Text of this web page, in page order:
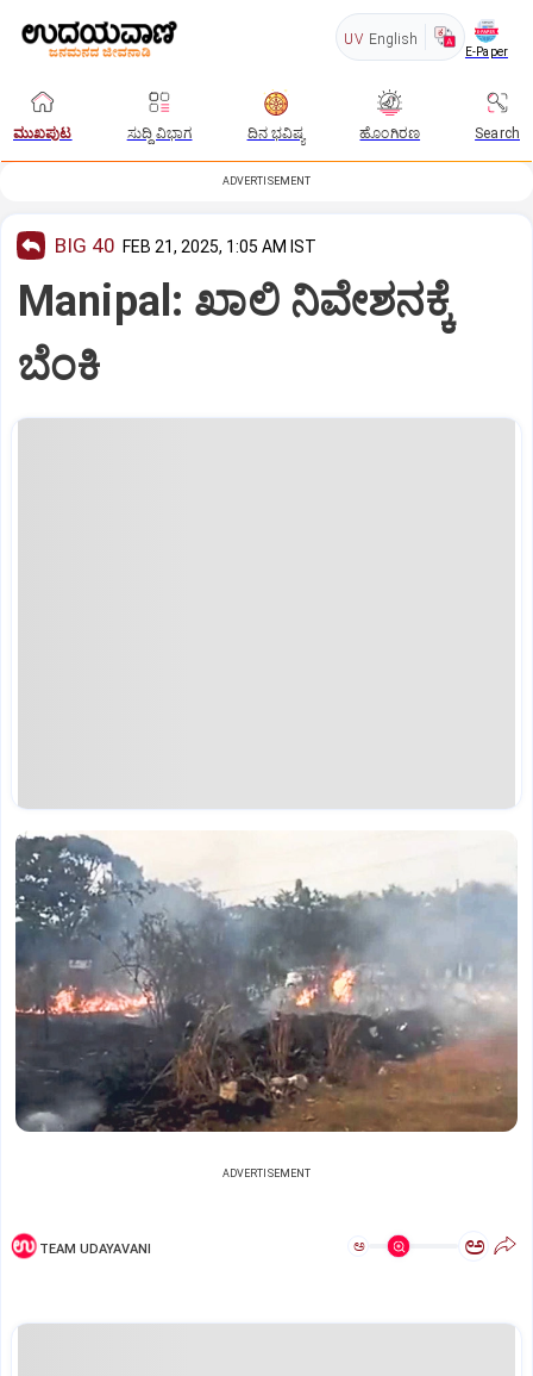
UV English
E-Paper
ಮುಖಪುಟ ಸುದ್ದಿ ವಿಭಾಗ ದಿನ ಭವಿಷ್ಯ ಹೊಂಗಿರಣ Search
ADVERTISEMENT
BIG 40 FEB 21, 2025, 1:05 AM IST
Manipal: ಖಾಲಿ ನಿವೇಶನಕ್ಕೆ
ಬೆಂಕಿ
ADVERTISEMENT
TEAM UDAYAVANI ಅ ಅ